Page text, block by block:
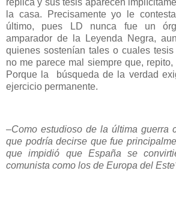
la casa. Precisamente yo le
último, pues LD nunca fue un
amparador de la Leyenda Negra,
quienes sostenían tales o cuales
no me parece mal siempre que,
Porque la búsqueda de la verdad
ejercicio permanente.
–Como estudioso de la última guerra
que podría decirse que fue
que impidió que España se
comunista como los de Europa del